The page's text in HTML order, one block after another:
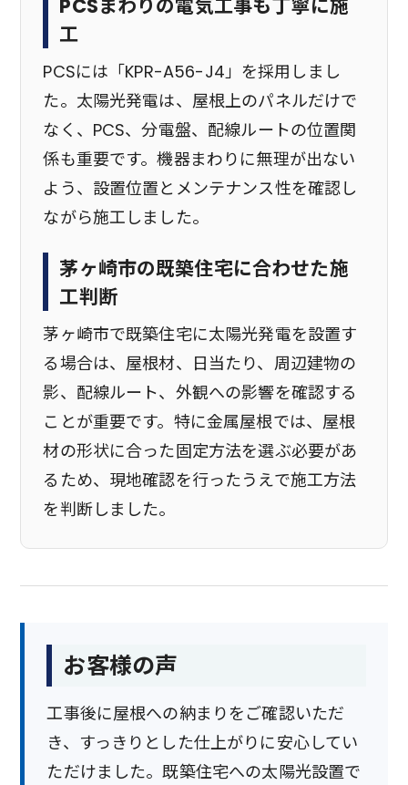
PCSまわりの電気工事も丁寧に施
工
PCSには「KPR-A56-J4」を採用しまし
た。太陽光発電は、屋根上のパネルだけで
なく、PCS、分電盤、配線ルートの位置関
係も重要です。機器まわりに無理が出ない
よう、設置位置とメンテナンス性を確認し
ながら施工しました。
茅ヶ崎市の既築住宅に合わせた施
工判断
茅ヶ崎市で既築住宅に太陽光発電を設置す
る場合は、屋根材、日当たり、周辺建物の
影、配線ルート、外観への影響を確認する
ことが重要です。特に金属屋根では、屋根
材の形状に合った固定方法を選ぶ必要があ
るため、現地確認を行ったうえで施工方法
を判断しました。
お客様の声
工事後に屋根への納まりをご確認いただ
き、すっきりとした仕上がりに安心してい
ただけました。既築住宅への太陽光設置で